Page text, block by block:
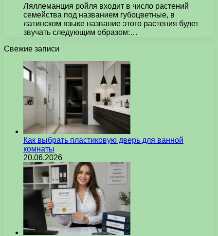
Ляллеманция ройля входит в число растений
семейства под названием губоцветные, в
латинском языке название этого растения будет
звучать следующим образом:…
Свежие записи
Как выбрать пластиковую дверь для ванной
комнаты
20.06.2026